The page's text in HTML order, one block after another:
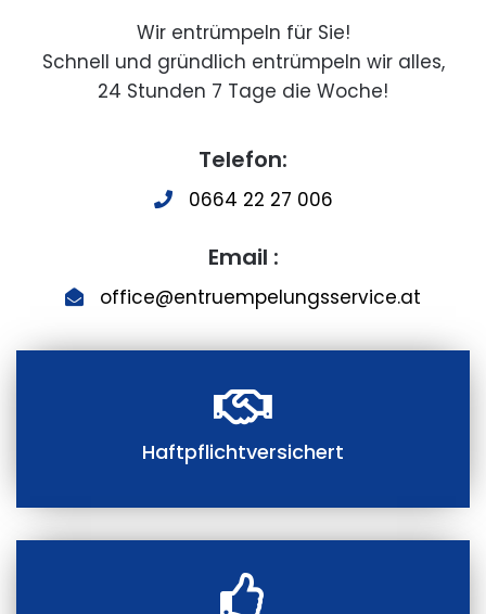
Wir entrümpeln für Sie!
Schnell und gründlich entrümpeln wir alles,
24 Stunden 7 Tage die Woche!
Telefon:
0664 22 27 006
Email :
office@entruempelungsservice.at
Haftpflichtversichert